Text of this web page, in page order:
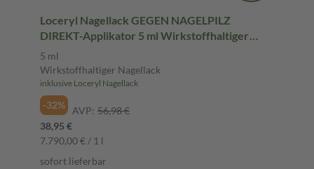
Loceryl Nagellack GEGEN NAGELPILZ
DIREKT-Applikator 5 ml Wirkstoffhaltiger
Nagellack
5 ml
Wirkstoffhaltiger Nagellack
inklusive Loceryl Nagellack
-32% AVP: 56,98 €
38,95 €
7.790,00 € / 1 l
sofort lieferbar